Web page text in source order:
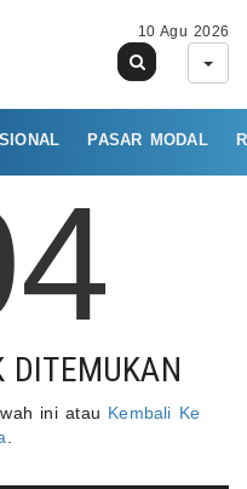
10 Agu 2026
PASAR MODAL
ini atau Kembali Ke